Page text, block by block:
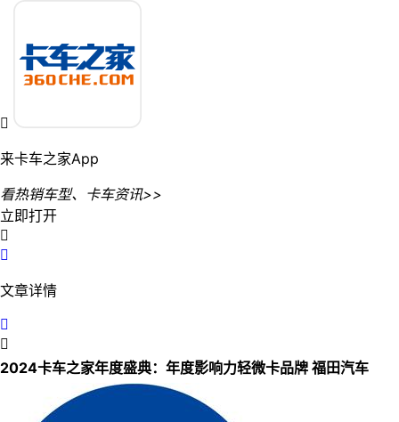

来卡车之家App
看热销车型、卡车资讯>>
立即打开


文章详情


2024卡车之家年度盛典：年度影响力轻微卡品牌 福田汽车